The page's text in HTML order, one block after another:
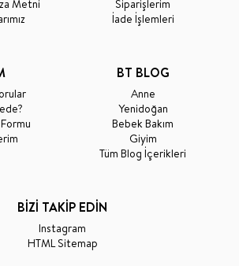
Metni
Siparişlerim
İade İşlemleri
BT BLOG
Anne
Yenidoğan
Bebek Bakım
Giyim
Tüm Blog İçerikleri
BİZİ TAKİP EDİN
Instagram
HTML Sitemap